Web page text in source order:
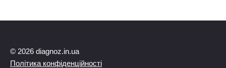
© 2026 diagnoz.in.ua
Політика конфіденційності